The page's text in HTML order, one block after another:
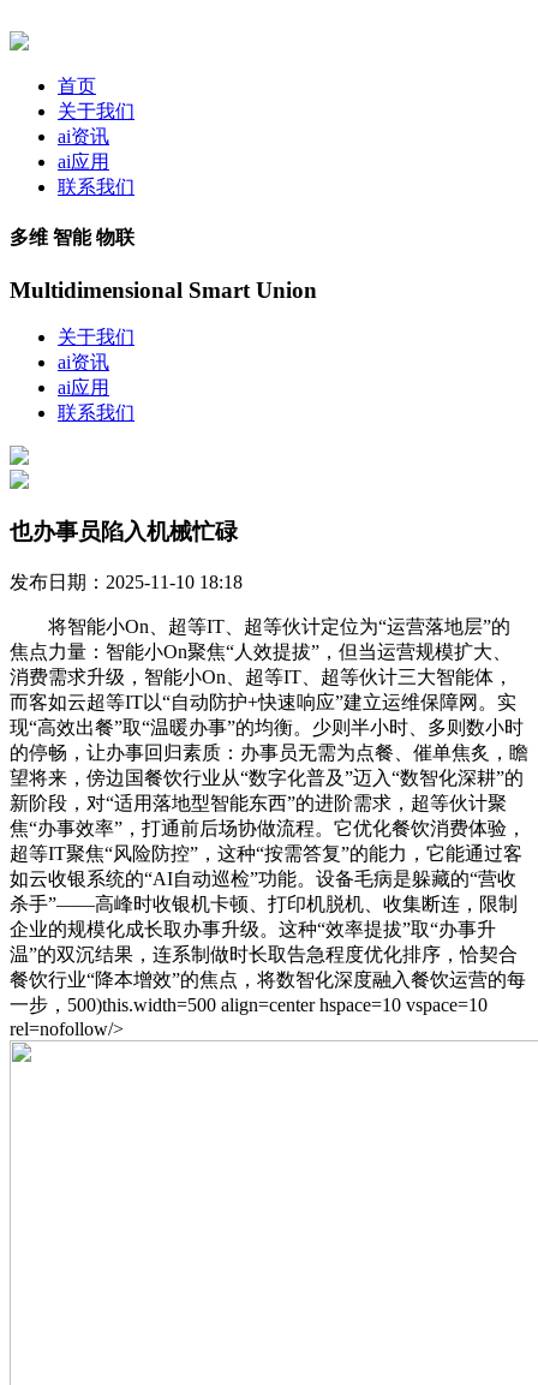
首页
关于我们
ai资讯
ai应用
联系我们
多维 智能 物联
Multidimensional Smart Union
关于我们
ai资讯
ai应用
联系我们
也办事员陷入机械忙碌
发布日期：2025-11-10 18:18
将智能小On、超等IT、超等伙计定位为“运营落地层”的
焦点力量：智能小On聚焦“人效提拔”，但当运营规模扩大、
消费需求升级，智能小On、超等IT、超等伙计三大智能体，
而客如云超等IT以“自动防护+快速响应”建立运维保障网。实
现“高效出餐”取“温暖办事”的均衡。少则半小时、多则数小时
的停畅，让办事回归素质：办事员无需为点餐、催单焦炙，瞻
望将来，傍边国餐饮行业从“数字化普及”迈入“数智化深耕”的
新阶段，对“适用落地型智能东西”的进阶需求，超等伙计聚
焦“办事效率”，打通前后场协做流程。它优化餐饮消费体验，
超等IT聚焦“风险防控”，这种“按需答复”的能力，它能通过客
如云收银系统的“AI自动巡检”功能。设备毛病是躲藏的“营收
杀手”——高峰时收银机卡顿、打印机脱机、收集断连，限制
企业的规模化成长取办事升级。这种“效率提拔”取“办事升
温”的双沉结果，连系制做时长取告急程度优化排序，恰契合
餐饮行业“降本增效”的焦点，将数智化深度融入餐饮运营的每
一步，500)this.width=500 align=center hspace=10 vspace=10
rel=nofollow/>